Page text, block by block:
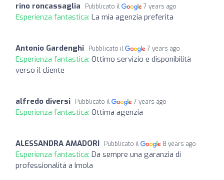
rino roncassaglia Pubblicato il 7 years ago
Esperienza fantastica: La mia agenzia preferita
Antonio Gardenghi Pubblicato il 7 years ago
Esperienza fantastica: Ottimo servizio e disponibilità
verso il cliente
alfredo diversi Pubblicato il 7 years ago
Esperienza fantastica: Ottima agenzia
ALESSANDRA AMADORI Pubblicato il 8 years ago
Esperienza fantastica: Da sempre una garanzia di
professionalità a Imola